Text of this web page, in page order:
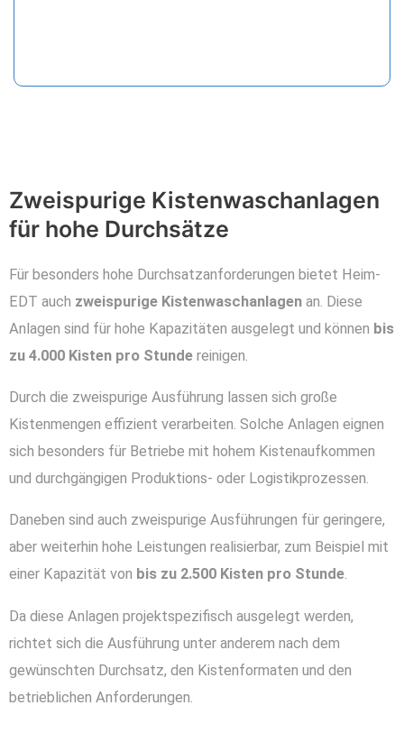
Zweispurige Kistenwaschanlagen
für hohe Durchsätze
Für besonders hohe Durchsatzanforderungen bietet Heim-
EDT auch zweispurige Kistenwaschanlagen an. Diese
Anlagen sind für hohe Kapazitäten ausgelegt und können bis
zu 4.000 Kisten pro Stunde reinigen.
Durch die zweispurige Ausführung lassen sich große
Kistenmengen effizient verarbeiten. Solche Anlagen eignen
sich besonders für Betriebe mit hohem Kistenaufkommen
und durchgängigen Produktions- oder Logistikprozessen.
Daneben sind auch zweispurige Ausführungen für geringere,
aber weiterhin hohe Leistungen realisierbar, zum Beispiel mit
einer Kapazität von bis zu 2.500 Kisten pro Stunde.
Da diese Anlagen projektspezifisch ausgelegt werden,
richtet sich die Ausführung unter anderem nach dem
gewünschten Durchsatz, den Kistenformaten und den
betrieblichen Anforderungen.